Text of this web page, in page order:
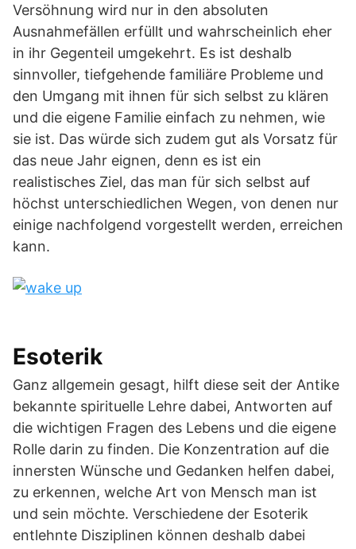
Versöhnung wird nur in den absoluten
Ausnahmefällen erfüllt und wahrscheinlich eher
in ihr Gegenteil umgekehrt. Es ist deshalb
sinnvoller, tiefgehende familiäre Probleme und
den Umgang mit ihnen für sich selbst zu klären
und die eigene Familie einfach zu nehmen, wie
sie ist. Das würde sich zudem gut als Vorsatz für
das neue Jahr eignen, denn es ist ein
realistisches Ziel, das man für sich selbst auf
höchst unterschiedlichen Wegen, von denen nur
einige nachfolgend vorgestellt werden, erreichen
kann.
Esoterik
Ganz allgemein gesagt, hilft diese seit der Antike
bekannte spirituelle Lehre dabei, Antworten auf
die wichtigen Fragen des Lebens und die eigene
Rolle darin zu finden. Die Konzentration auf die
innersten Wünsche und Gedanken helfen dabei,
zu erkennen, welche Art von Mensch man ist
und sein möchte. Verschiedene der Esoterik
entlehnte Disziplinen können deshalb dabei